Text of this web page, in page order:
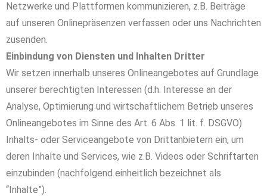
Netzwerke und Plattformen kommunizieren, z.B. Beiträge
auf unseren Onlinepräsenzen verfassen oder uns Nachrichten
zusenden.
Einbindung von Diensten und Inhalten Dritter
Wir setzen innerhalb unseres Onlineangebotes auf Grundlage
unserer berechtigten Interessen (d.h. Interesse an der
Analyse, Optimierung und wirtschaftlichem Betrieb unseres
Onlineangebotes im Sinne des Art. 6 Abs. 1 lit. f. DSGVO)
Inhalts- oder Serviceangebote von Drittanbietern ein, um
deren Inhalte und Services, wie z.B. Videos oder Schriftarten
einzubinden (nachfolgend einheitlich bezeichnet als
“Inhalte”).